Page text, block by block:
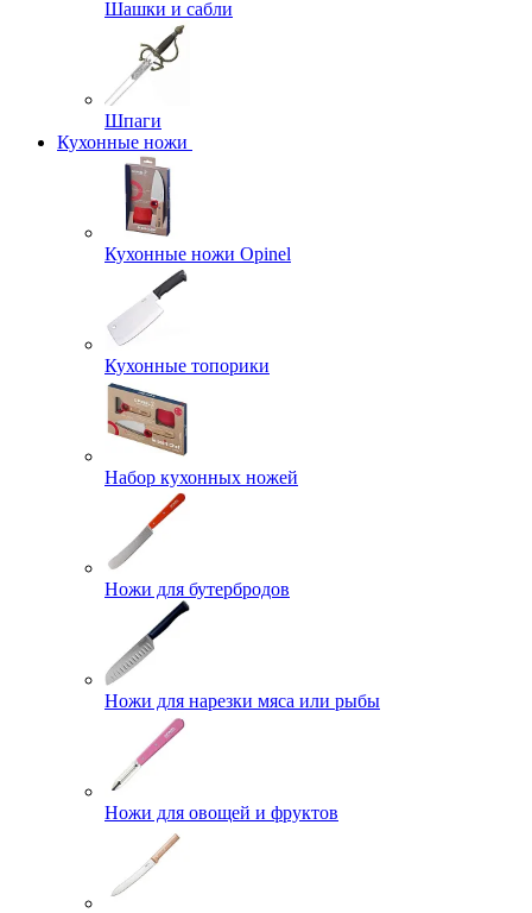
Шашки и сабли
Шпаги
Кухонные ножи
Кухонные ножи Opinel
Кухонные топорики
Набор кухонных ножей
Ножи для бутербродов
Ножи для нарезки мяса или рыбы
Ножи для овощей и фруктов